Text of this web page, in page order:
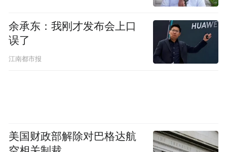
余承东：我刚才发布会上口
误了
江南都市报
美国财政部解除对巴格达航